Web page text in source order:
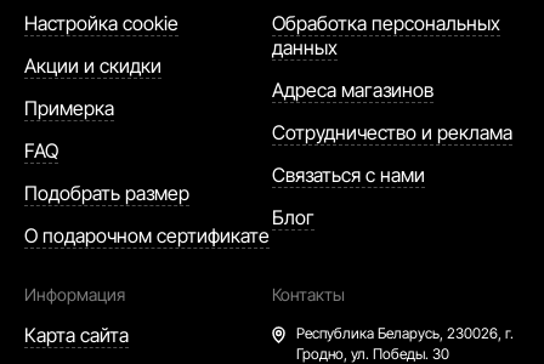
Настройка cookie
Акции и скидки
Примерка
FAQ
Подобрать размер
О подарочном сертификате
Обработка персональных
данных
Адреса магазинов
Сотрудничество и реклама
Связаться с нами
Блог
Информация
Карта сайта
Контакты
Республика Беларусь, 230026, г.
Гродно, ул. Победы. 30